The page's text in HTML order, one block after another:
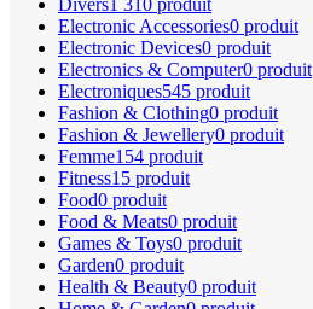
Electronic Accessories0 produit
Electronic Devices0 produit
Electronics & Computer0 produit
Electroniques545 produit
Fashion & Clothing0 produit
Fashion & Jewellery0 produit
Femme154 produit
Fitness15 produit
Food0 produit
Food & Meats0 produit
Games & Toys0 produit
Garden0 produit
Health & Beauty0 produit